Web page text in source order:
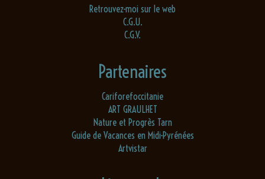
Retrouvez-moi sur le web
C.G.U.
C.G.V.
Partenaires
Cariforefoccitanie
ART GRAULHET
Nature et Progrès Tarn
Guide de Vacances en Midi-Pyrénées
Artvistar